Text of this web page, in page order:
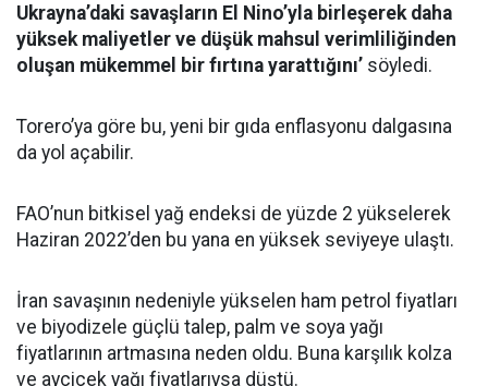
Ukrayna’daki savaşların El Nino’yla birleşerek daha
yüksek maliyetler ve düşük mahsul verimliliğinden
oluşan mükemmel bir fırtına yarattığını’ söyledi.
Torero’ya göre bu, yeni bir gıda enflasyonu dalgasına
da yol açabilir.
FAO’nun bitkisel yağ endeksi de yüzde 2 yükselerek
Haziran 2022’den bu yana en yüksek seviyeye ulaştı.
İran savaşının nedeniyle yükselen ham petrol fiyatları
ve biyodizele güçlü talep, palm ve soya yağı
fiyatlarının artmasına neden oldu. Buna karşılık kolza
ve ayçiçek yağı fiyatlarıysa düştü.